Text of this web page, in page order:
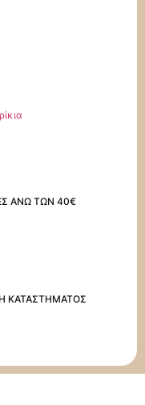
ΑΝΩ ΤΩΝ 40€
ΚΑΤΑΣΤΗΜΑΤΟΣ